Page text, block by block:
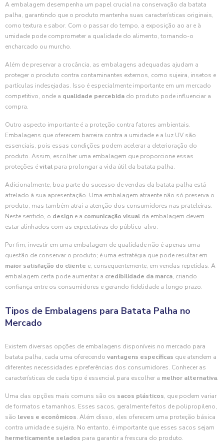
A embalagem desempenha um papel crucial na conservação da batata
palha, garantindo que o produto mantenha suas características originais,
como textura e sabor. Com o passar do tempo, a exposição ao ar e à
umidade pode comprometer a qualidade do alimento, tornando-o
encharcado ou murcho.
Além de preservar a crocância, as embalagens adequadas ajudam a
proteger o produto contra contaminantes externos, como sujeira, insetos e
partículas indesejadas. Isso é especialmente importante em um mercado
competitivo, onde a qualidade percebida do produto pode influenciar a
compra.
Outro aspecto importante é a proteção contra fatores ambientais.
Embalagens que oferecem barreira contra a umidade e a luz UV são
essenciais, pois essas condições podem acelerar a deterioração do
produto. Assim, escolher uma embalagem que proporcione essas
proteções évital para prolongar a vida útil da batata palha.
Adicionalmente, boa parte do sucesso de vendas da batata palha está
atrelado à sua apresentação. Uma embalagem atraente não só preserva o
produto, mas também atrai a atenção dos consumidores nas prateleiras.
Neste sentido, o design e a comunicação visual da embalagem devem
estar alinhados com as expectativas do público-alvo.
Por fim, investir em uma embalagem de qualidade não é apenas uma
questão de conservar o produto; é uma estratégia que pode resultar em
maior satisfação do cliente e, consequentemente, em vendas repetidas. A
embalagem certa pode aumentar a credibilidade da marca, criando
confiança entre os consumidores e gerando fidelidade a longo prazo.
Tipos de Embalagens para Batata Palha no
Mercado
Existem diversas opções de embalagens disponíveis no mercado para
batata palha, cada uma oferecendo vantagens específicas que atendem a
diferentes necessidades e preferências dos consumidores. Conhecer as
características de cada tipo é essencial para escolher a melhor alternativa.
Uma das opções mais comuns são os sacos plásticos, que podem variar
de formatos e tamanhos. Esses sacos, geralmente feitos de polipropileno,
são leves e econômicos. Além disso, eles oferecem uma proteção básica
contra umidade e sujeira. No entanto, é importante que esses sacos sejam
hermeticamente selados para garantir a frescura do produto.